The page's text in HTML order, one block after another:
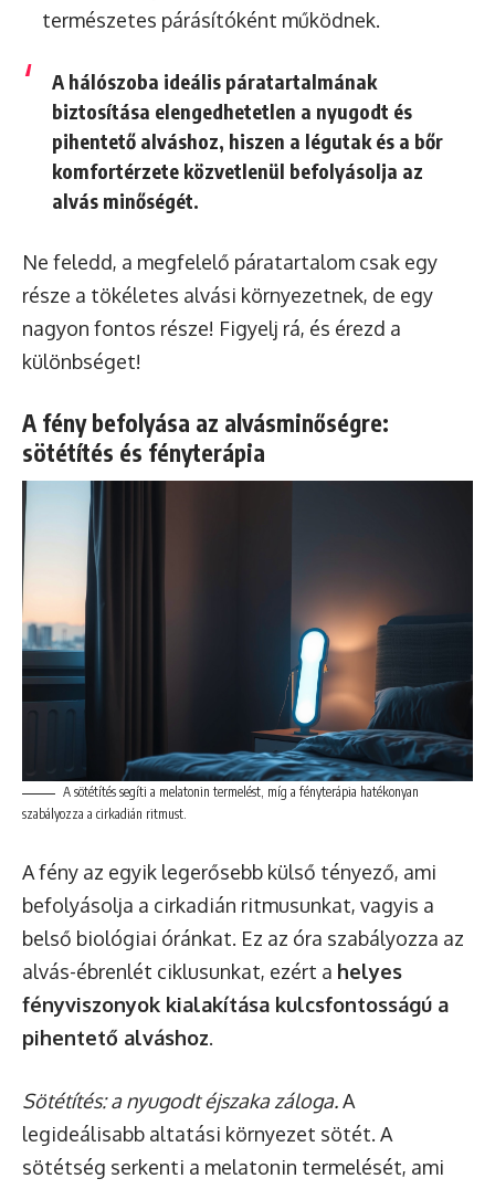
természetes párásítóként működnek.
A hálószoba ideális páratartalmának
biztosítása elengedhetetlen a nyugodt és
pihentető alváshoz, hiszen a légutak és a bőr
komfortérzete közvetlenül befolyásolja az
alvás minőségét.
Ne feledd, a megfelelő páratartalom csak egy
része a tökéletes alvási környezetnek, de egy
nagyon fontos része! Figyelj rá, és érezd a
különbséget!
A fény befolyása az alvásminőségre:
sötétítés és fényterápia
A sötétítés segíti a melatonin termelést, míg a fényterápia hatékonyan
szabályozza a cirkadián ritmust.
A fény az egyik legerősebb külső tényező, ami
befolyásolja a cirkadián ritmusunkat, vagyis a
belső biológiai óránkat. Ez az óra szabályozza az
alvás-ébrenlét ciklusunkat, ezért a helyes
fényviszonyok kialakítása kulcsfontosságú a
pihentető alváshoz.
Sötétítés: a nyugodt éjszaka záloga.A
legideálisabb altatási környezet sötét. A
sötétség serkenti a melatonin termelését, ami